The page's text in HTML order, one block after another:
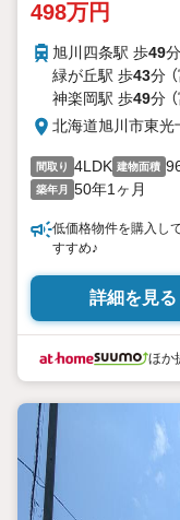
498万円
旭川四条駅 歩49
緑が丘駅 歩43分
神楽岡駅 歩49分
北海道旭川市東光
間取り 4LDK 建物面積
築年月 50年1ヶ月
低価格物件を購入し
すすめ♪
詳細を見る
ほか